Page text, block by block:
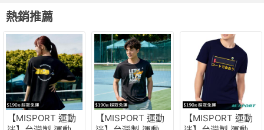
熱銷推薦
【MISPORT 運動
【MISPORT 運動
【MISPORT 運動